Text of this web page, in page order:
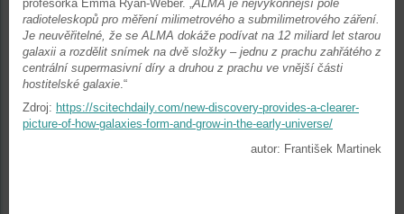
profesorka Emma Ryan-Weber. „ALMA je nejvýkonnější pole
radioteleskopů pro měření milimetrového a submilimetrového záření.
Je neuvěřitelné, že se ALMA dokáže podívat na 12 miliard let starou
galaxii a rozdělit snímek na dvě složky – jednu z prachu zahřátého z
centrální supermasivní díry a druhou z prachu ve vnější části
hostitelské galaxie.“
Zdroj: https://scitechdaily.com/new-discovery-provides-a-clearer-
picture-of-how-galaxies-form-and-grow-in-the-early-universe/
autor: František Martinek